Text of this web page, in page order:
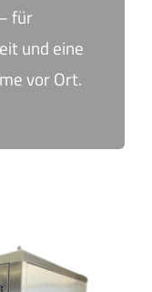
für
und eine
vor Ort.